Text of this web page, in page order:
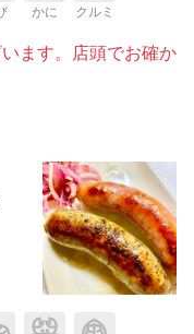
かに クルミ
ます。店頭でお確か